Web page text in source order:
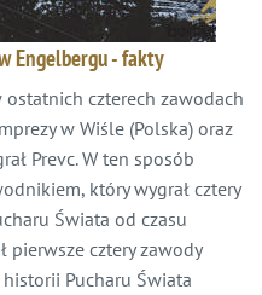
Engelbergu - fakty
ostatnich czterech zawodach
w Wiśle (Polska) oraz
Prevc. W ten sposób
który wygrał cztery
Świata od czasu
pierwsze cztery zawody
Pucharu Świata